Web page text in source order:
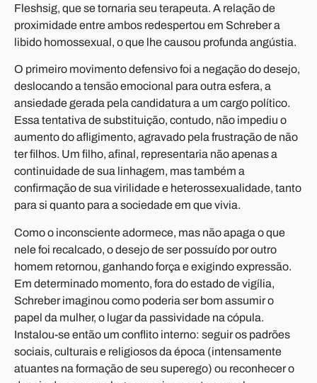
Fleshsig, que se tornaria seu terapeuta. A relação de
proximidade entre ambos redespertou em Schreber a
libido homossexual, o que lhe causou profunda angústia.
O primeiro movimento defensivo foi a negação do desejo,
deslocando a tensão emocional para outra esfera, a
ansiedade gerada pela candidatura a um cargo político.
Essa tentativa de substituição, contudo, não impediu o
aumento do afligimento, agravado pela frustração de não
ter filhos. Um filho, afinal, representaria não apenas a
continuidade de sua linhagem, mas também a
confirmação de sua virilidade e heterossexualidade, tanto
para si quanto para a sociedade em que vivia.
Como o inconsciente adormece, mas não apaga o que
nele foi recalcado, o desejo de ser possuído por outro
homem retornou, ganhando força e exigindo expressão.
Em determinado momento, fora do estado de vigília,
Schreber imaginou como poderia ser bom assumir o
papel da mulher, o lugar da passividade na cópula.
Instalou-se então um conflito interno: seguir os padrões
sociais, culturais e religiosos da época (intensamente
atuantes na formação de seu superego) ou reconhecer o